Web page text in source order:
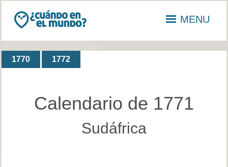
MENU
1770 1772
Calendario de 1771
Sudáfrica